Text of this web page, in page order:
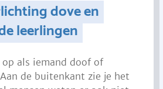
dove en
leerlingen
als iemand doof of
de buitenkant zie je het